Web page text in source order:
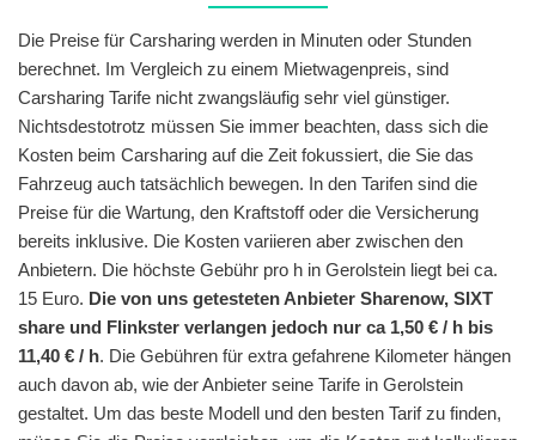
Die Preise für Carsharing werden in Minuten oder Stunden
berechnet. Im Vergleich zu einem Mietwagenpreis, sind
Carsharing Tarife nicht zwangsläufig sehr viel günstiger.
Nichtsdestotrotz müssen Sie immer beachten, dass sich die
Kosten beim Carsharing auf die Zeit fokussiert, die Sie das
Fahrzeug auch tatsächlich bewegen. In den Tarifen sind die
Preise für die Wartung, den Kraftstoff oder die Versicherung
bereits inklusive. Die Kosten variieren aber zwischen den
Anbietern. Die höchste Gebühr pro h in Gerolstein liegt bei ca.
15 Euro. Die von uns getesteten Anbieter Sharenow, SIXT
share und Flinkster verlangen jedoch nur ca 1,50 € / h bis
11,40 € / h. Die Gebühren für extra gefahrene Kilometer hängen
auch davon ab, wie der Anbieter seine Tarife in Gerolstein
gestaltet. Um das beste Modell und den besten Tarif zu finden,